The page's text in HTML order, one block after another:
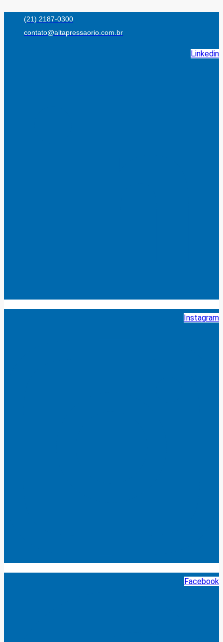
Ir
(21) 2187-0300
contato@altapressaorio.com.br
Linkedin
Instagram
Facebook